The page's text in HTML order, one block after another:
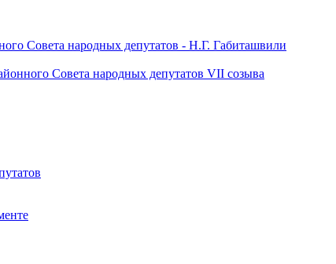
Совета народных депутатов - Н.Г. Габиташвили
Совета народных депутатов VII созыва